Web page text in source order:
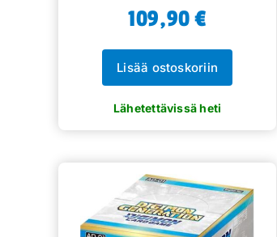
109,90€
Lisää ostoskoriin